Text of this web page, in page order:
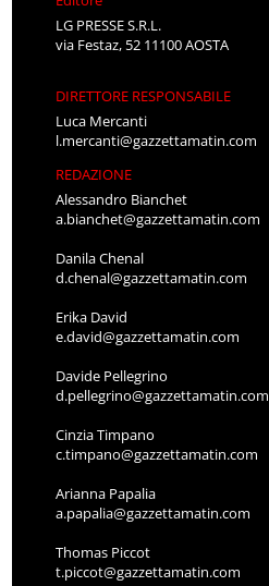
LG PRESSE S.R.L.
via Festaz, 52 11100 AOSTA
DIRETTORE RESPONSABILE
Luca Mercanti
l.mercanti@gazzettamatin.com
REDAZIONE
Alessandro Bianchet
a.bianchet@gazzettamatin.com
Danila Chenal
d.chenal@gazzettamatin.com
Erika David
e.david@gazzettamatin.com
Davide Pellegrino
d.pellegrino@gazzettamatin.com
Cinzia Timpano
c.timpano@gazzettamatin.com
Arianna Papalia
a.papalia@gazzettamatin.com
Thomas Piccot
t.piccot@gazzettamatin.com